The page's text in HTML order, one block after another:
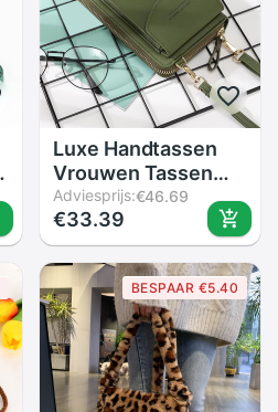
Luxe Handtassen
Vrouwen Tassen
Voor Vrouw Dames
Hand Vrouwen
Crossbody Purse
Clutch Telefoon
Portemonnee
Schoudertas
Adviesprijs:€46.69
€33.39
BESPAAR €5.40